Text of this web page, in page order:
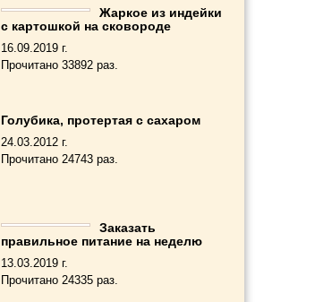
Жаркое из индейки
с картошкой на сковороде
16.09.2019 г.
Прочитано 33892 раз.
Голубика, протертая с сахаром
24.03.2012 г.
Прочитано 24743 раз.
Заказать
правильное питание на неделю
13.03.2019 г.
Прочитано 24335 раз.